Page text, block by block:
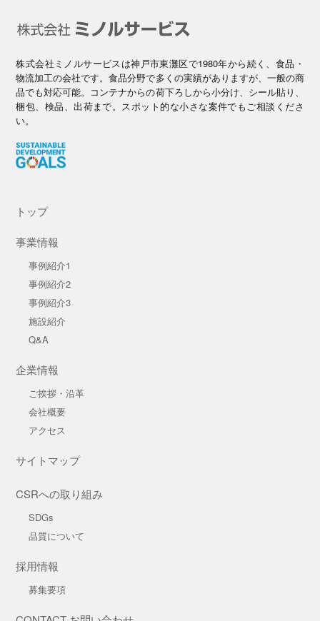
株式会社ミノルサービスは神戸市東灘区で1980年から続く、食品・
物流加工の会社です。食品分野で多くの実績がありますが、一般の商
品でも対応可能。コンテナからの荷下ろしから小分け、シール貼り、
梱包、検品、出荷まで。スポット的な小さな案件でもご相談くださ
い。
トップ
事業情報
事例紹介1
事例紹介2
事例紹介3
施設紹介
Q&A
企業情報
ご挨拶・沿革
会社概要
アクセス
サイトマップ
CSRへの取り組み
SDGs
品質について
採用情報
募集要項